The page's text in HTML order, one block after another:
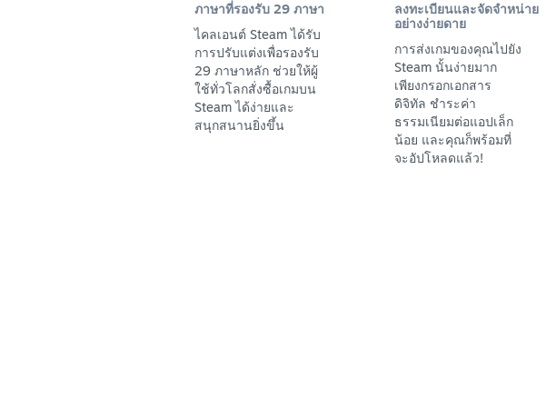
ภาษาที่รองรับ 29 ภาษา
ไคลเอนต์ Steam ได้รับ
การปรับแต่งเพื่อรองรับ
29 ภาษาหลัก ช่วยให้ผู้
ใช้ทั่วโลกสั่งซื้อเกมบน
Steam ได้ง่ายและ
สนุกสนานยิ่งขึ้น
ลงทะเบียนและจัดจำหน่าย
อย่างง่ายดาย
การส่งเกมของคุณไปยัง
Steam นั้นง่ายมาก
เพียงกรอกเอกสาร
ดิจิทัล ชำระค่า
ธรรมเนียมต่อแอปเล็ก
น้อย และคุณก็พร้อมที่
จะอัปโหลดแล้ว!